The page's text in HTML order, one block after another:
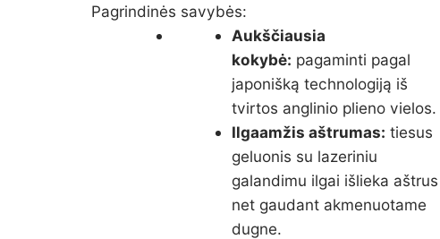
Pagrindinės savybės:
Aukščiausia
kokybė: pagaminti pagal
japonišką technologiją iš
tvirtos anglinio plieno vielos.
Ilgaamžis aštrumas: tiesus
geluonis su lazeriniu
galandimu ilgai išlieka aštrus
net gaudant akmenuotame
dugne.